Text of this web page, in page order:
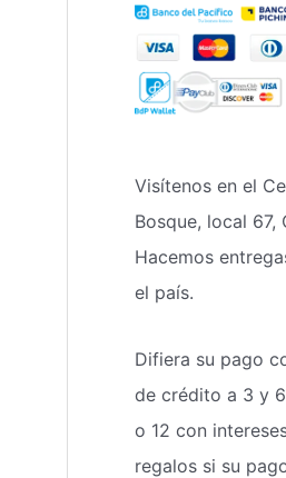
Visítenos en el
Bosque, local 67,
Hacemos
el país.
Difiera su pago
de crédito a 3 y
o 12 con
regalos si su